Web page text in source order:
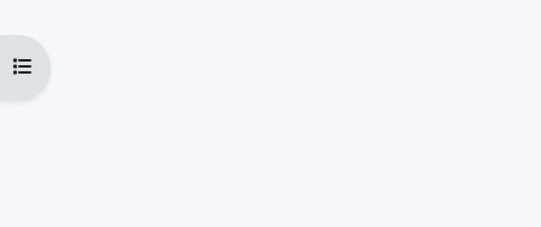
Mở chỉ số ngăn của khóa học